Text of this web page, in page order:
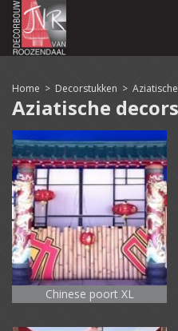
Home > Decorstukken >
Aziatische
Chinese poort XL